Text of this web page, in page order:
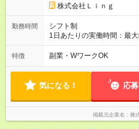
得られる達成感は格別です♪ また、「家電アドバイザー」などの
資格を取得すれば、資格手
プに繋がる環境です！ 【試用期間】試用期間あり 試用期間の長
さ：3ヶ月 ※ 雇用形態と給
す。
株式会社Ｌｉｎｇ
勤務時間
シフト制
1日あたりの実働時間：最大8時間/日 ＜シフト
10:00～19:00 【遅番】12:00～21:00 ◎それぞ
せて、できるだけシフトも調整します！ ＼
頭、大切な人たちと過ごす
にしながらご活躍いただけ
特徴 副業・WワークOK
気になる！ 応
掲載元企業名 株